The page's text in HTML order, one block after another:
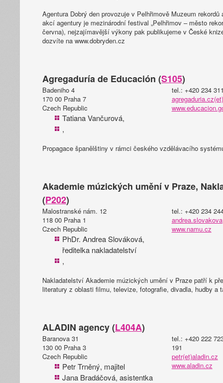
Agentura Dobrý den provozuje v Pelhřimově Muzeum
akcí agentury je mezinárodní festival „Pelhřimov – město
června), nejzajímavější výkony pak publikujeme v České
dozvíte na www.dobryden.cz
Agregaduría de Educación (S105)
Badeniho 4
170 00 Praha 7
Czech Republic
Tatiana Vančurová,
,
tel.: +420 234
Propagace španělštiny v rámci českého vzdělávacího
Akademie múzických umění v Praze,
(P202)
Malostranské nám. 12
118 00 Praha 1
Czech Republic
PhDr. Andrea Slováková,
ředitelka nakladatelství
,
tel.: +420 234
www.namu.cz
Nakladatelství Akademie múzických umění v Praze patří k
literatury z oblasti filmu, televize, fotografie, divadla, hudby a
ALADIN agency (L404A)
Baranova 31
130 00 Praha 3
Czech Republic
Petr Trněný, majitel
Jana Bradáčová, asistentka
tel.: +420 222
191
petr(et)aladin.cz
www.aladin.cz